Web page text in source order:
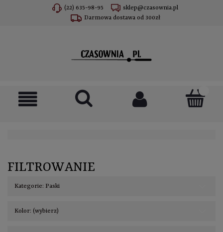
(22) 635-98-95
sklep@czasownia.pl
Darmowa dostawa od 300zł
FILTROWANIE
Kategorie: Paski
Kolor: (wybierz)